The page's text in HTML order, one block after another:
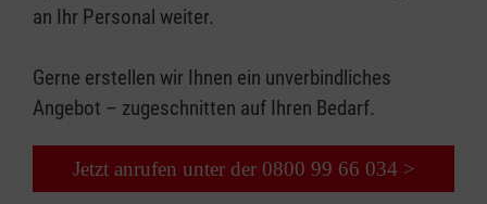
an Ihr Personal weiter.
Gerne erstellen wir Ihnen ein unverbindliches
Angebot – zugeschnitten auf Ihren Bedarf.
Jetzt anrufen unter der 0800 99 66 034 >